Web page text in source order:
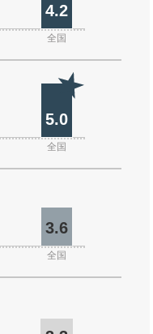
4.2
全国
5.0
全国
3.6
全国